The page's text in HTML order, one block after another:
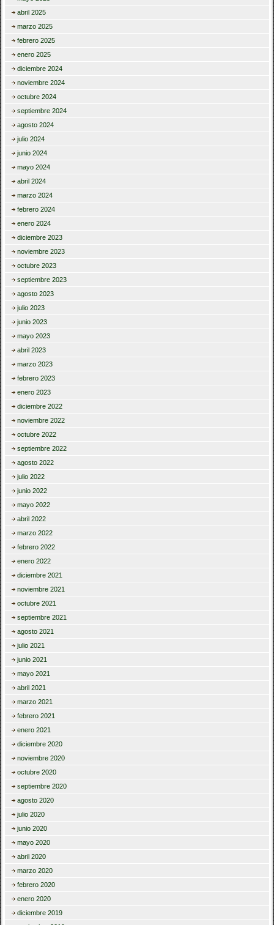
abril 2025
marzo 2025
febrero 2025
enero 2025
diciembre 2024
noviembre 2024
octubre 2024
septiembre 2024
agosto 2024
julio 2024
junio 2024
mayo 2024
abril 2024
marzo 2024
febrero 2024
enero 2024
diciembre 2023
noviembre 2023
octubre 2023
septiembre 2023
agosto 2023
julio 2023
junio 2023
mayo 2023
abril 2023
marzo 2023
febrero 2023
enero 2023
diciembre 2022
noviembre 2022
octubre 2022
septiembre 2022
agosto 2022
julio 2022
junio 2022
mayo 2022
abril 2022
marzo 2022
febrero 2022
enero 2022
diciembre 2021
noviembre 2021
octubre 2021
septiembre 2021
agosto 2021
julio 2021
junio 2021
mayo 2021
abril 2021
marzo 2021
febrero 2021
enero 2021
diciembre 2020
noviembre 2020
octubre 2020
septiembre 2020
agosto 2020
julio 2020
junio 2020
mayo 2020
abril 2020
marzo 2020
febrero 2020
enero 2020
diciembre 2019